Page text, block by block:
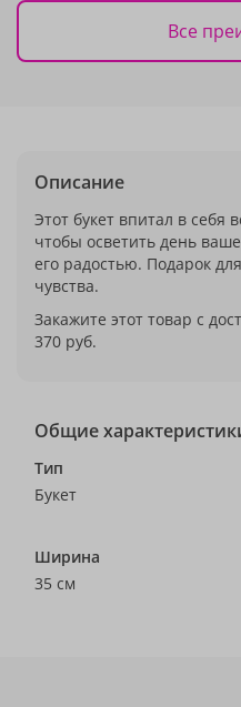
Все
Описание
Этот букет впитал в себя
чтобы осветить день
его радостью. Подарок
чувства.
Закажите этот товар с
370 руб.
Общие
Тип
Букет
Ширина
35 см